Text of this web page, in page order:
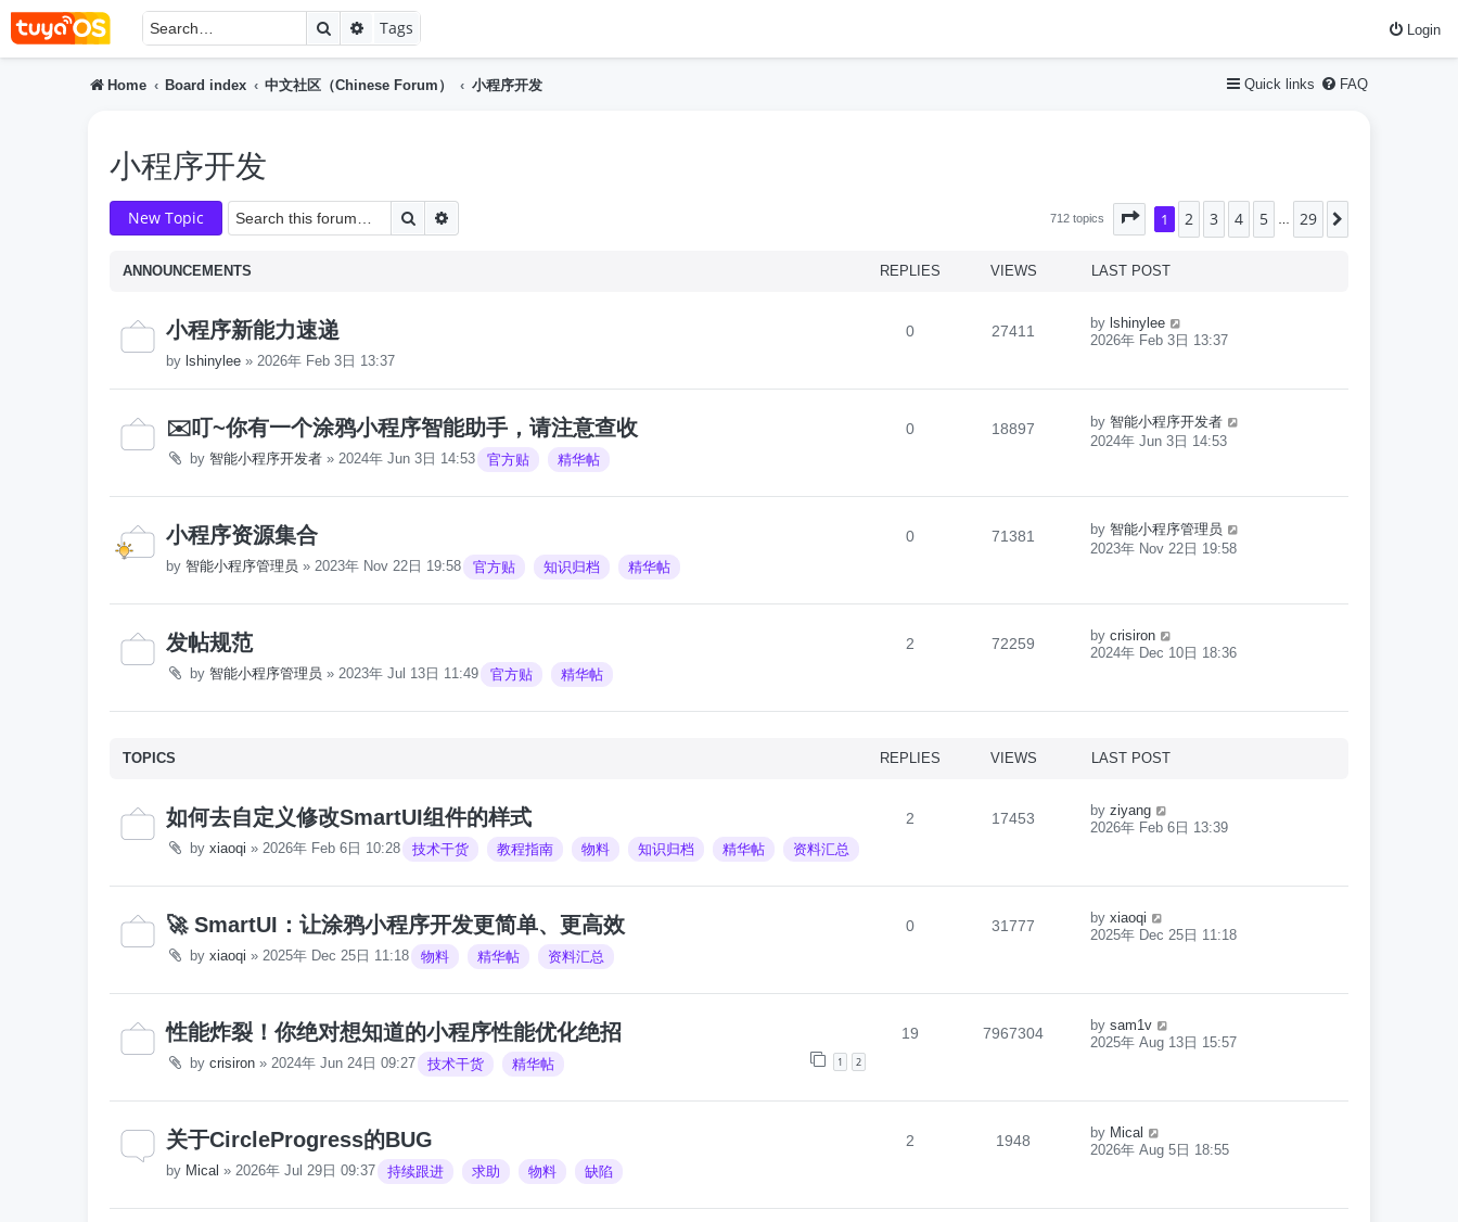
Login
SearchAdvanced search
Tags
Quick links FAQ
Home Board index 中文社区（Chinese Forum） 小程序开发
小程序开发
New Topic Search 712 topics Page 1of29
1 2 3 4 5 29
ANNOUNCEMENTS REPLIES VIEWS LAST POST
小程序新能力速递
by lshinylee » 2026年 Feb 3日 13:37
0 27411 by lshinylee
2026年 Feb 3日 13:37
✉️叮~你有一个涂鸦小程序智能助手，请注意查收
by 智能小程序开发者 » 2024年 Jun 3日 14:53 官方贴 精华帖
0 18897 by 智能小程序开发者
2024年 Jun 3日 14:53
小程序资源集合
by 智能小程序管理员 » 2023年 Nov 22日 19:58 官方贴 知识归档 精华帖
0 71381 by 智能小程序管理员
2023年 Nov 22日 19:58
发帖规范
by 智能小程序管理员 » 2023年 Jul 13日 11:49 官方贴 精华帖
2 72259 by crisiron
2024年 Dec 10日 18:36
TOPICS REPLIES VIEWS LAST POST
如何去自定义修改SmartUI组件的样式
by xiaoqi » 2026年 Feb 6日 10:28 技术干货 教程指南 物料 知识归档 精华帖 资料汇总
2 17453 by ziyang
2026年 Feb 6日 13:39
🚀 SmartUI：让涂鸦小程序开发更简单、更高效
by xiaoqi » 2025年 Dec 25日 11:18 物料 精华帖 资料汇总
0 31777 by xiaoqi
2025年 Dec 25日 11:18
性能炸裂！你绝对想知道的小程序性能优化绝招
by crisiron » 2024年 Jun 24日 09:27 1 2
技术干货 精华帖
19 7967304 by sam1v
2025年 Aug 13日 15:57
关于CircleProgress的BUG
by Mical » 2026年 Jul 29日 09:37 持续跟进 求助 物料 缺陷
2 1948 by Mical
2026年 Aug 5日 18:55